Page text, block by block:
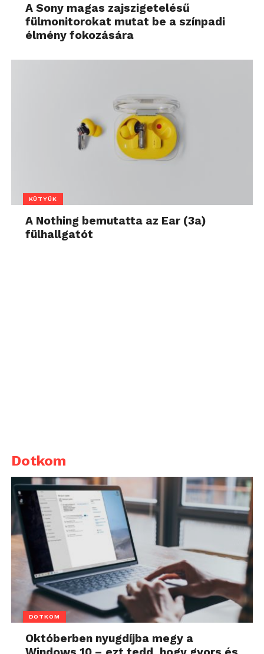
A Sony magas zajszigetelésű
fülmonitorokat mutat be a színpadi
élmény fokozására
KÜTYÜK
A Nothing bemutatta az Ear (3a)
fülhallgatót
Dotkom
DOTKOM
Októberben nyugdíjba megy a